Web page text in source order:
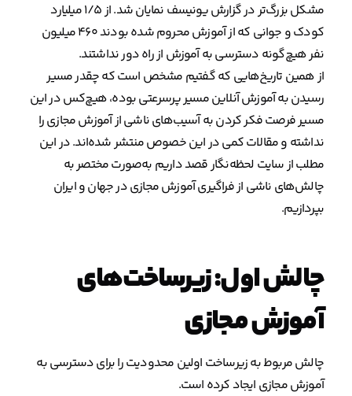
مشکل بزرگ‌تر در گزارش یونیسف نمایان شد. از ۱/۵ میلیارد
کودک و جوانی که از آموزش محروم شده بودند ۴۶۰ میلیون
نفر هیچ‌گونه دسترسی به آموزش از راه دور نداشتند.
از همین تاریخ‌هایی که گفتیم مشخص است که چقدر مسیر
رسیدن به آموزش آنلاین مسیر پرسرعتی بوده، هیچ‌کس در این
مسیر فرصت فکر کردن به آسیب‌های ناشی از آموزش مجازی را
نداشته و مقالات کمی در این خصوص منتشر شده‌اند. در این
مطلب از سایت لحظه‌نگار قصد داریم به‌صورت مختصر به
چالش‌های ناشی از فراگیری آموزش مجازی در جهان و ایران
بپردازیم.
چالش اول: زیرساخت‌های
آموزش مجازی
چالش مربوط به زیرساخت اولین محدودیت را برای دسترسی به
آموزش مجازی ایجاد کرده است.